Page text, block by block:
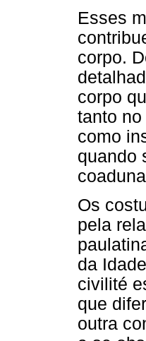
Esses
corpo.
corpo
tanto
como
quando
Os
pela
da
civilité
que
outra